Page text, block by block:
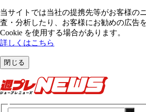
当サイトでは当社の提携先等がお客様の
査・分析したり、お客様にお勧めの広告
Cookie を使⽤する場合があります。
詳しくはこちら
閉じる